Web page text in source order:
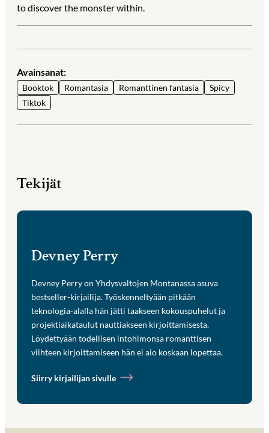
to discover the monster within.
Avainsanat:
Booktok Romantasia Romanttinen fantasia
Spicy
Tiktok
Tekijät
Devney Perry
Devney Perry on Yhdysvaltojen Montanassa asuva
bestseller-kirjailija. Työskenneltyään pitkään
teknologia-alalla hän jätti taakseen kokouspuhelut ja
projektiaikataulut nauttiakseen kirjoittamisesta.
Löydettyään todellisen intohimonsa romanttisen
viihteen kirjoittamiseen hän ei aio koskaan lopettaa.
Siirry kirjailijan sivulle